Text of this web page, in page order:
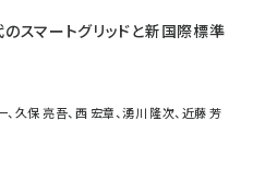
スマートグリッドと新国際標準
久保 亮吾、西 宏章、湧川 隆次、近藤 芳